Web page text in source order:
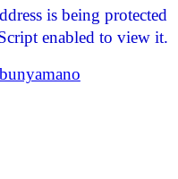
is being protected
enabled to view it.